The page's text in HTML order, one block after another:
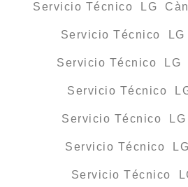
Servicio Técnico LG
Servicio Técnico
Servicio Técnico LG
Servicio Técnico
Servicio Técnico
Servicio Técnico
Servicio Técnico